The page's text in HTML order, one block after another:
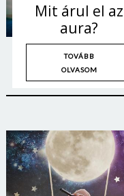
Mit árul el az
aura?
TOVÁBB
OLVASOM